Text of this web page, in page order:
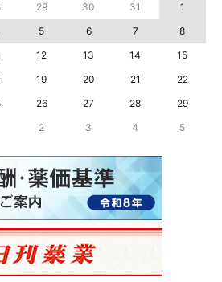
29 30 31
1
5 6 7
8
12 13 14
15
19 20 21
22
26 27 28
29
2 3 4 5